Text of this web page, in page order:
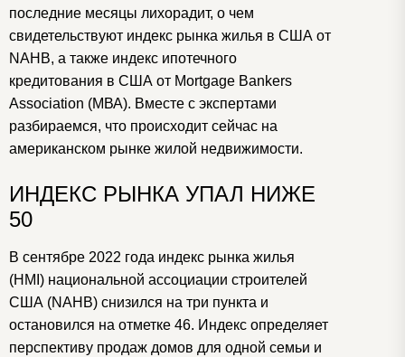
последние месяцы лихорадит, о чем
свидетельствуют индекс рынка жилья в США от
NAHB, а также индекс ипотечного
кредитования в США от Mortgage Bankers
Association (МВА). Вместе с экспертами
разбираемся, что происходит сейчас на
американском рынке жилой недвижимости.
ИНДЕКС РЫНКА УПАЛ НИЖЕ
50
В сентябре 2022 года индекс рынка жилья
(HMI) национальной ассоциации строителей
США (NAHB) снизился на три пункта и
остановился на отметке 46. Индекс определяет
перспективу продаж домов для одной семьи и